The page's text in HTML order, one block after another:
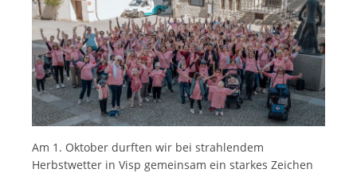
Am 1. Oktober durften wir bei strahlendem
Herbstwetter in Visp gemeinsam ein starkes Zeichen